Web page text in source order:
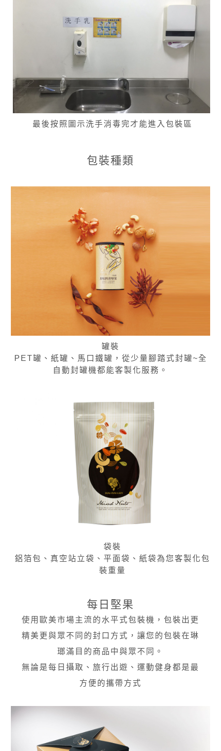
最後按照圖示洗手消毒完才能進入包裝區
包裝種類
罐裝
PET罐、紙罐、馬口鐵罐，從少量腳踏式封罐~全
自動封罐機都能客製化服務。
袋裝
鋁箔包、真空站立袋、平面袋、紙袋為您客製化包
裝重量
每日堅果
使用歐美市場主流的水平式包裝機，包裝出更
精美更與眾不同的封口方式，讓您的包裝在琳
瑯滿目的商品中與眾不同。
無論是每日攝取、旅行出遊、運動健身都是最
方便的攜帶方式